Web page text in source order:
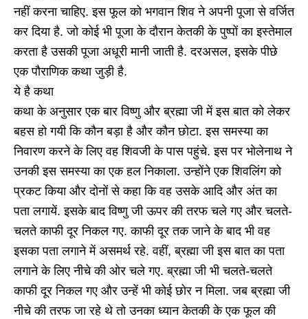
नहीं करना चाहिए. इस फूल को भगवान शिव ने अपनी पूजा से वर्जित
कर दिया है. जो कोई भी पूजा के दौरान केतकी के पुष्पों का इस्तेमाल
करता है उसकी पूजा अधूरी मानी जाती है. दरअसल, इसके पीछे
एक पौराणिक कथा जुड़ी है.
ये है कथा
कथा के अनुसार एक बार विष्णु और ब्रह्मा जी में इस बात को लेकर
बहस हो गयी कि कौन बड़ा है और कौन छोटा. इस समस्या का
निवारण करने के लिए वह शिवजी के पास पहुंचे. इस पर भोलेनाथ ने
उनकी इस समस्या का एक हल निकाला. उन्होंने एक शिवलिंग को
प्रकट किया और दोनों से कहा कि वह उसके आदि और अंत का
पता लगायें. इसके बाद विष्णु जी ऊपर की तरफ चले गए और चलते-
चलते काफी दूर निकल गए. काफी दूर तक जाने के बाद भी वह
इसका पता लगाने में असमर्थ रहे. वहीं, ब्रह्मा जी इस बात का पता
लगाने के लिए नीचे की ओर चले गए. ब्रह्मा जी भी चलते-चलते
काफी दूर निकल गए और उन्हें भी कोई छोर न मिला. जब ब्रह्मा जी
नीचे की तरफ जा रहे थे तो उनका ध्यान केतकी के एक फूल की